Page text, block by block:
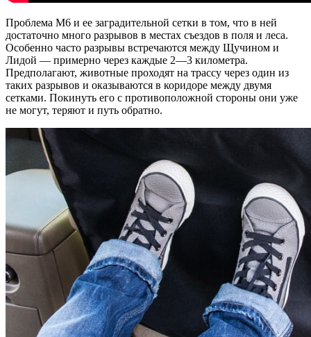
Проблема М6 и ее заградительной сетки в том, что в ней
достаточно много разрывов в местах съездов в поля и леса.
Особенно часто разрывы встречаются между Щучином и
Лидой — примерно через каждые 2—3 километра.
Предполагают, животные проходят на трассу через один из
таких разрывов и оказываются в коридоре между двумя
сетками. Покинуть его с противоположной стороны они уже
не могут, теряют и путь обратно.